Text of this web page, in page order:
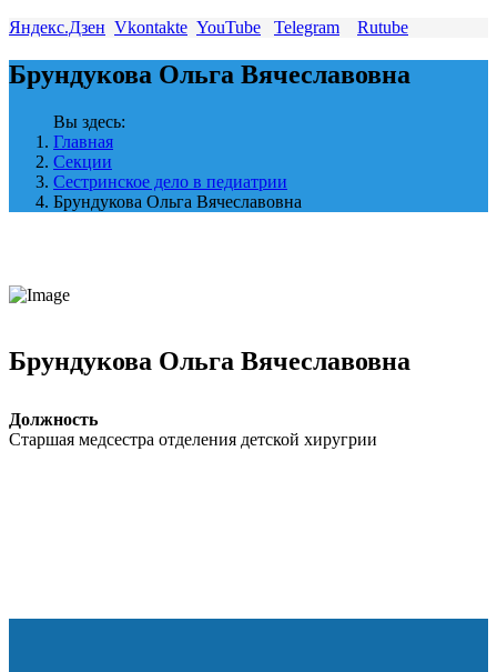
Яндекс.Дзен Vkontakte YouTube Telegram Rutube
Брундукова Ольга Вячеславовна
Вы здесь:
Главная
Секции
Сестринское дело в педиатрии
Брундукова Ольга Вячеславовна
Брундукова Ольга Вячеславовна
Должность
Старшая медсестра отделения детской хиругрии